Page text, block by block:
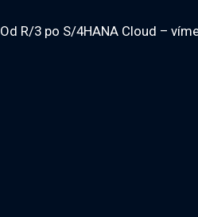
Od R/3 po S/4HANA Cloud –